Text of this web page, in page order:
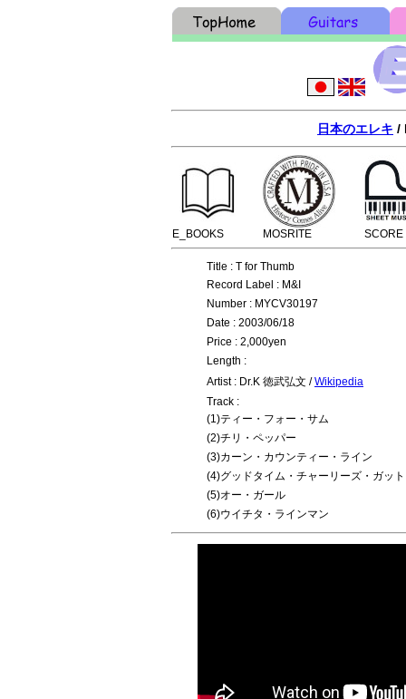
日本のエレキ /
E_BOOKS MOSRITE SCORE
Title : T for Thumb
Record Label : M&I
Number : MYCV30197
Date : 2003/06/18
Price : 2,000yen
Length :
Artist : Dr.K 徳武弘文 /Wikipedia
Track :
(1)ティー・フォー・サム
(2)チリ・ペッパー
(3)カーン・カウンティー・ライン
(4)グッドタイム・チャーリーズ・ガッ
(5)オー・ガール
(6)ウイチタ・ラインマン